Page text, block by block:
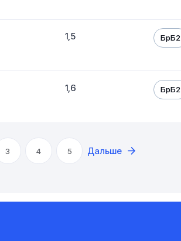
1,5 БрБ2
1,6 БрБ2
3 4 5 Дальше